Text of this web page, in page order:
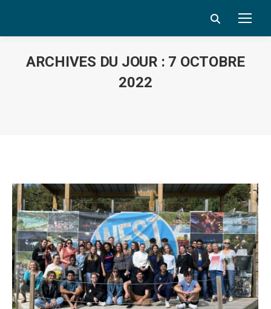
Search:
ARCHIVES DU JOUR : 7 OCTOBRE
2022